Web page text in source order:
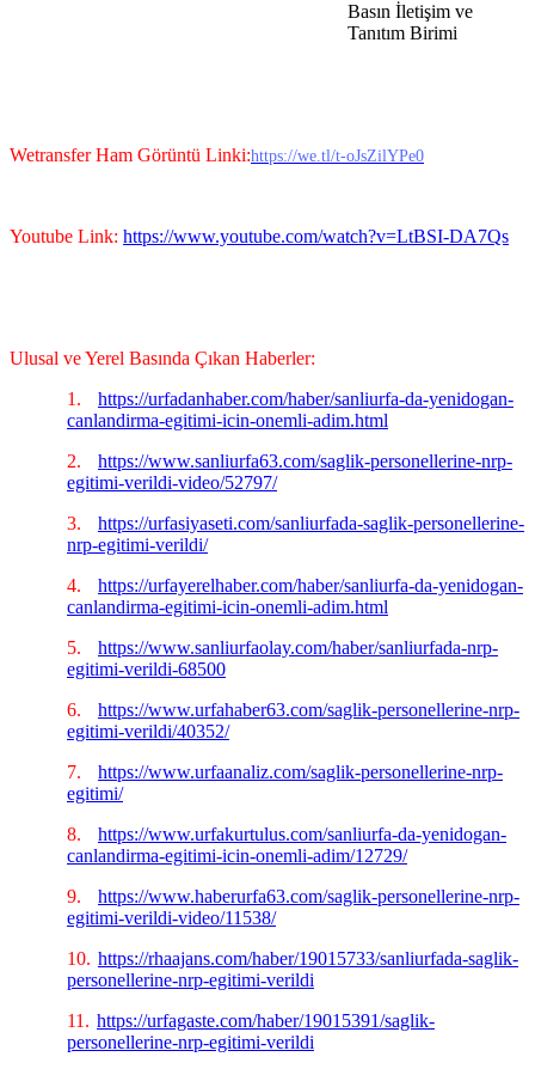
Basın İletişim ve
Tanıtım Birimi
Wetransfer Ham Görüntü Linki:https://we.tl/t-oJsZilYPe0
Youtube Link: https://www.youtube.com/watch?v=LtBSI-DA7Qs
Ulusal ve Yerel Basında Çıkan Haberler:
1.
https://urfadanhaber.com/haber/sanliurfa-da-yenidogan-
canlandirma-egitimi-icin-onemli-adim.html
2.
https://www.sanliurfa63.com/saglik-personellerine-nrp-
egitimi-verildi-video/52797/
3.
https://urfasiyaseti.com/sanliurfada-saglik-personellerine-
nrp-egitimi-verildi/
4.
https://urfayerelhaber.com/haber/sanliurfa-da-yenidogan-
canlandirma-egitimi-icin-onemli-adim.html
5.
https://www.sanliurfaolay.com/haber/sanliurfada-nrp-
egitimi-verildi-68500
6.
https://www.urfahaber63.com/saglik-personellerine-nrp-
egitimi-verildi/40352/
7.
https://www.urfaanaliz.com/saglik-personellerine-nrp-
egitimi/
8.
https://www.urfakurtulus.com/sanliurfa-da-yenidogan-
canlandirma-egitimi-icin-onemli-adim/12729/
9.
https://www.haberurfa63.com/saglik-personellerine-nrp-
egitimi-verildi-video/11538/
10. https://rhaajans.com/haber/19015733/sanliurfada-saglik-
personellerine-nrp-egitimi-verildi
11. https://urfagaste.com/haber/19015391/saglik-
personellerine-nrp-egitimi-verildi